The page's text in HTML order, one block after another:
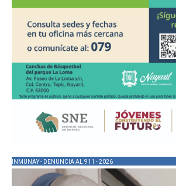
INMUNAY - DENUNCIA AL 911 - 2026